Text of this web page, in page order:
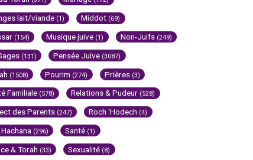
lait/viande (1) Middot (69)
(154) Musique juive (1) Non-Juifs (249)
(131) Pensée Juive (3087)
(1508) Pourim (274) Prières (3)
Familiale (578) Relations & Pudeur (528)
des Parents (247) Roch 'Hodech (4)
(296) Santé (1)
& Torah (33) Sexualité (8)